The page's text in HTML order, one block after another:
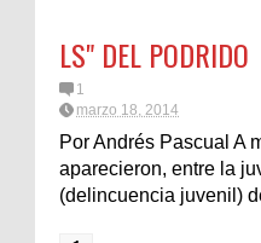
LS" DEL PODRIDO
1
marzo 18, 2014
Por Andrés Pascual A
aparecieron, entre la
(delincuencia juvenil)